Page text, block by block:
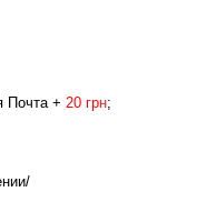
Почта + 20 грн;